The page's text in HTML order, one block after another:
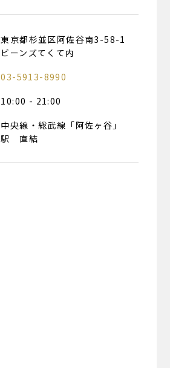
東京都杉並区阿佐谷南3-58-1
ビーンズてくて内
03-5913-8990
10:00 - 21:00
中央線・総武線「阿佐ヶ谷」
駅 直結